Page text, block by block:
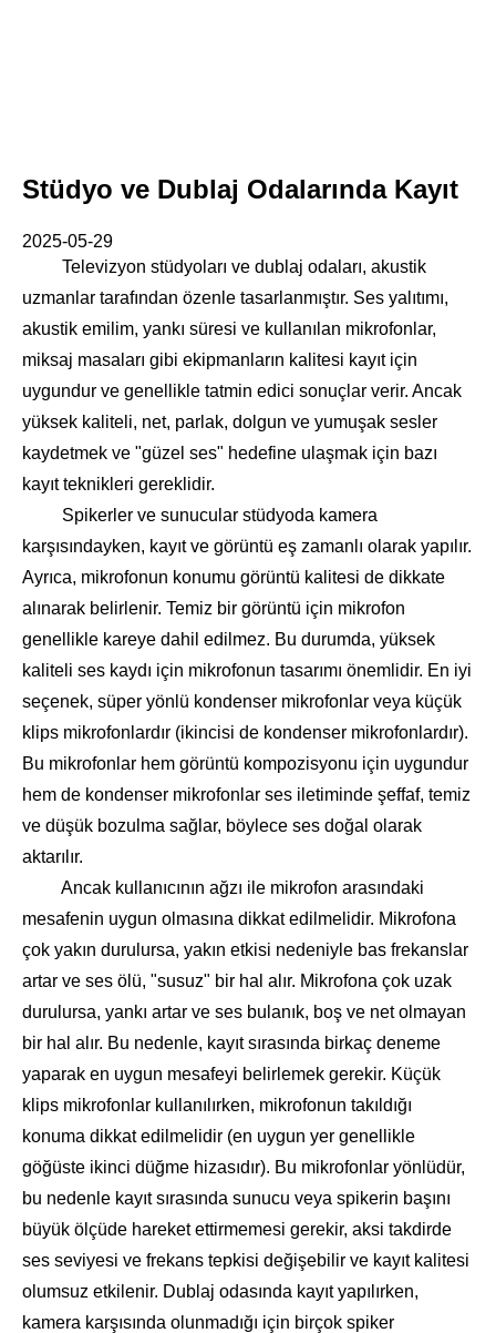
Stüdyo ve Dublaj Odalarında Kayıt
2025-05-29
Televizyon stüdyoları ve dublaj odaları, akustik
uzmanlar tarafından özenle tasarlanmıştır. Ses yalıtımı,
akustik emilim, yankı süresi ve kullanılan mikrofonlar,
miksaj masaları gibi ekipmanların kalitesi kayıt için
uygundur ve genellikle tatmin edici sonuçlar verir. Ancak
yüksek kaliteli, net, parlak, dolgun ve yumuşak sesler
kaydetmek ve "güzel ses" hedefine ulaşmak için bazı
kayıt teknikleri gereklidir.
Spikerler ve sunucular stüdyoda kamera
karşısındayken, kayıt ve görüntü eş zamanlı olarak yapılır.
Ayrıca, mikrofonun konumu görüntü kalitesi de dikkate
alınarak belirlenir. Temiz bir görüntü için mikrofon
genellikle kareye dahil edilmez. Bu durumda, yüksek
kaliteli ses kaydı için mikrofonun tasarımı önemlidir. En iyi
seçenek, süper yönlü kondenser mikrofonlar veya küçük
klips mikrofonlardır (ikincisi de kondenser mikrofonlardır).
Bu mikrofonlar hem görüntü kompozisyonu için uygundur
hem de kondenser mikrofonlar ses iletiminde şeffaf, temiz
ve düşük bozulma sağlar, böylece ses doğal olarak
aktarılır.
Ancak kullanıcının ağzı ile mikrofon arasındaki
mesafenin uygun olmasına dikkat edilmelidir. Mikrofona
çok yakın durulursa, yakın etkisi nedeniyle bas frekanslar
artar ve ses ölü, "susuz" bir hal alır. Mikrofona çok uzak
durulursa, yankı artar ve ses bulanık, boş ve net olmayan
bir hal alır. Bu nedenle, kayıt sırasında birkaç deneme
yaparak en uygun mesafeyi belirlemek gerekir. Küçük
klips mikrofonlar kullanılırken, mikrofonun takıldığı
konuma dikkat edilmelidir (en uygun yer genellikle
göğüste ikinci düğme hizasıdır). Bu mikrofonlar yönlüdür,
bu nedenle kayıt sırasında sunucu veya spikerin başını
büyük ölçüde hareket ettirmemesi gerekir, aksi takdirde
ses seviyesi ve frekans tepkisi değişebilir ve kayıt kalitesi
olumsuz etkilenir. Dublaj odasında kayıt yapılırken,
kamera karşısında olunmadığı için birçok spiker